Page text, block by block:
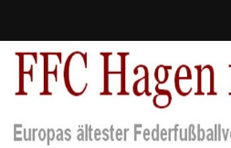
Termine
Verein